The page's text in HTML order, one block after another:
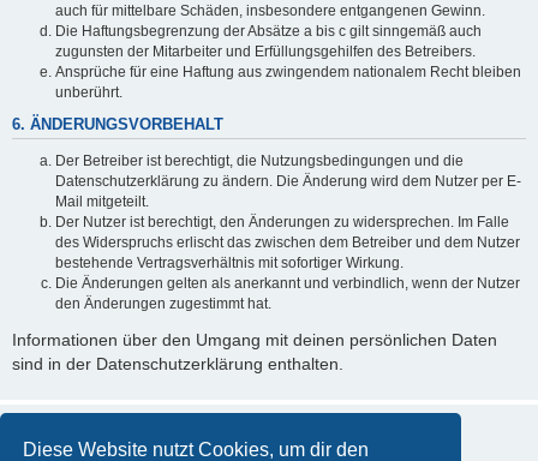
Diese Website nutzt Cookies, um dir den
auch für mittelbare Schäden, insbesondere entgangenen Gewinn.
Die Haftungsbegrenzung der Absätze a bis c gilt sinngemäß auch
zugunsten der Mitarbeiter und Erfüllungsgehilfen des Betreibers.
Ansprüche für eine Haftung aus zwingendem nationalem Recht bleiben
unberührt.
6. ÄNDERUNGSVORBEHALT
Der Betreiber ist berechtigt, die Nutzungsbedingungen und die
Datenschutzerklärung zu ändern. Die Änderung wird dem Nutzer per E-
Mail mitgeteilt.
Der Nutzer ist berechtigt, den Änderungen zu widersprechen. Im Falle
des Widerspruchs erlischt das zwischen dem Betreiber und dem Nutzer
bestehende Vertragsverhältnis mit sofortiger Wirkung.
Die Änderungen gelten als anerkannt und verbindlich, wenn der Nutzer
den Änderungen zugestimmt hat.
Informationen über den Umgang mit deinen persönlichen Daten
sind in der Datenschutzerklärung enthalten.